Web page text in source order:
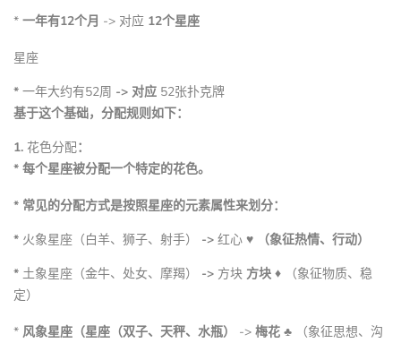
* 一年有12个月 -> 对应 12个星座
星座
* 一年大约有52周 -> 对应 52张扑克牌
基于这个基础，分配规则如下：
1. 花色分配：
* 每个星座被分配一个特定的花色。
* 常见的分配方式是按照星座的元素属性来划分：
* 火象星座（白羊、狮子、射手） -> 红心 ♥ （象征热情、行动）
* 土象星座（金牛、处女、摩羯） -> 方块 方块 ♦ （象征物质、稳
定）
* 风象星座（星座（双子、天秤、水瓶） -> 梅花 ♣ （象征思想、沟